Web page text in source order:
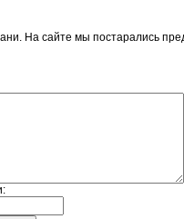
На сайте мы постарались